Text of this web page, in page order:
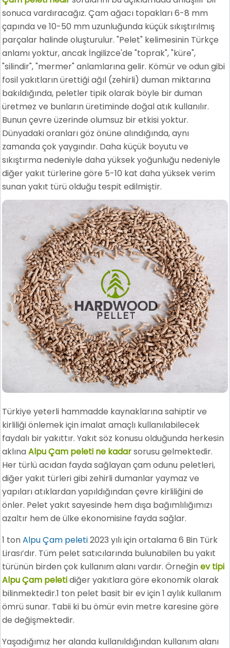
sonuca vardıracağız. Çam ağacı topakları 6-8 mm
çapında ve 10-50 mm uzunluğunda küçük sıkıştırılmış
parçalar halinde oluşturulur. "Pelet" kelimesinin Türkçe
anlamı yoktur, ancak İngilizce'de "toprak", "küre",
"silindir", "mermer" anlamlarına gelir. Kömür ve odun gibi
fosil yakıtların ürettiği ağıl (zehirli) duman miktarına
bakıldığında, peletler tipik olarak böyle bir duman
üretmez ve bunların üretiminde doğal atık kullanılır.
Bunun çevre üzerinde olumsuz bir etkisi yoktur.
Dünyadaki oranları göz önüne alındığında, aynı
zamanda çok yaygındır. Daha küçük boyutu ve
sıkıştırma nedeniyle daha yüksek yoğunluğu nedeniyle
diğer yakıt türlerine göre 5-10 kat daha yüksek verim
sunan yakıt türü olduğu tespit edilmiştir.
Türkiye yeterli hammadde kaynaklarına sahiptir ve
kirliliği önlemek için imalat amaçlı kullanılabilecek
faydalı bir yakıttır. Yakıt söz konusu olduğunda herkesin
aklınaAlpu Çam peleti ne kadarsorusu gelmektedir.
Her türlü acıdan fayda sağlayan çam odunu peletleri,
diğer yakıt türleri gibi zehirli dumanlar yaymaz ve
yapıları atıklardan yapıldığından çevre kirliliğini de
önler. Pelet yakıt sayesinde hem dışa bağımlılığımızı
azaltır hem de ülke ekonomisine fayda sağlar.
1 tonAlpu Çam peleti2023 yılı için ortalama 6 Bin Türk
Lirası’dır. Tüm pelet satıcılarında bulunabilen bu yakıt
türünün birden çok kullanım alanı vardır. Örneğinev tipi
Alpu Çam peletidiğer yakıtlara göre ekonomik olarak
bilinmektedir.1 ton pelet basit bir ev için 1 aylık kullanım
ömrü sunar. Tabii ki bu ömür evin metre karesine göre
de değişmektedir.
Yaşadığımız her alanda kullanıldığından kullanım alanı